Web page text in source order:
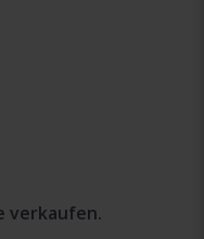
verkaufen.